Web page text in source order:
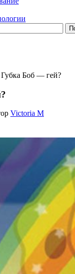
Губка Боб — гей?
Victoria M